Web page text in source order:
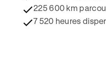
225 600 km
7 520 heures